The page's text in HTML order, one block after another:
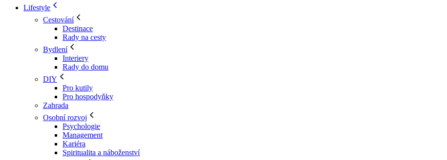
Lifestyle
Cestování
Destinace
Rady na cesty
Bydlení
Interiery
Rady do domu
DIY
Pro kutily
Pro hospodyňky
Zahrada
Osobní rozvoj
Psychologie
Management
Kariéra
Spiritualita a náboženství